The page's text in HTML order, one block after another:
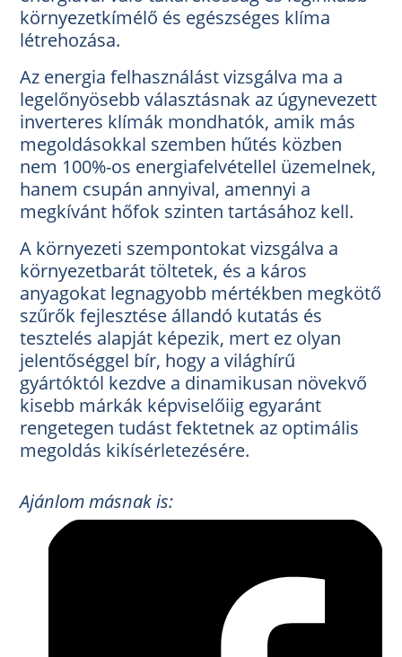
környezetkímélő és egészséges klíma
létrehozása.
Az energia felhasználást vizsgálva ma a
legelőnyösebb választásnak az úgynevezett
inverteres klímák mondhatók, amik más
megoldásokkal szemben hűtés közben
nem 100%-os energiafelvétellel üzemelnek,
hanem csupán annyival, amennyi a
megkívánt hőfok szinten tartásához kell.
A környezeti szempontokat vizsgálva a
környezetbarát töltetek, és a káros
anyagokat legnagyobb mértékben megkötő
szűrők fejlesztése állandó kutatás és
tesztelés alapját képezik, mert ez olyan
jelentőséggel bír, hogy a világhírű
gyártóktól kezdve a dinamikusan növekvő
kisebb márkák képviselőiig egyaránt
rengetegen tudást fektetnek az optimális
megoldás kikísérletezésére.
Ajánlom másnak is: